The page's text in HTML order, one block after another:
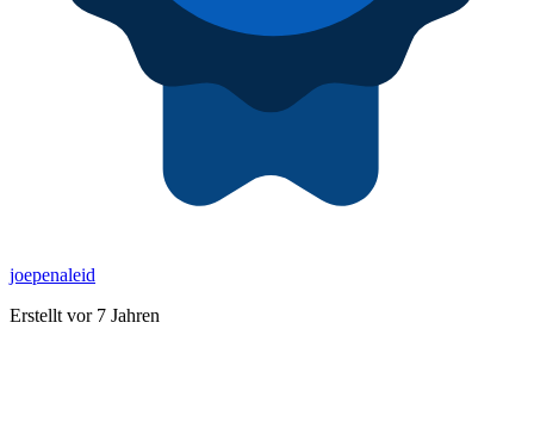
joepenaleid
Erstellt vor 7 Jahren